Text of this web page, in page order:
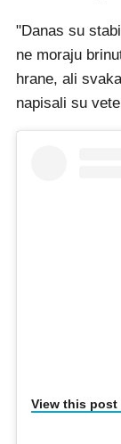
"Danas su
ne moraju
hrane, ali
napisali su
View this post